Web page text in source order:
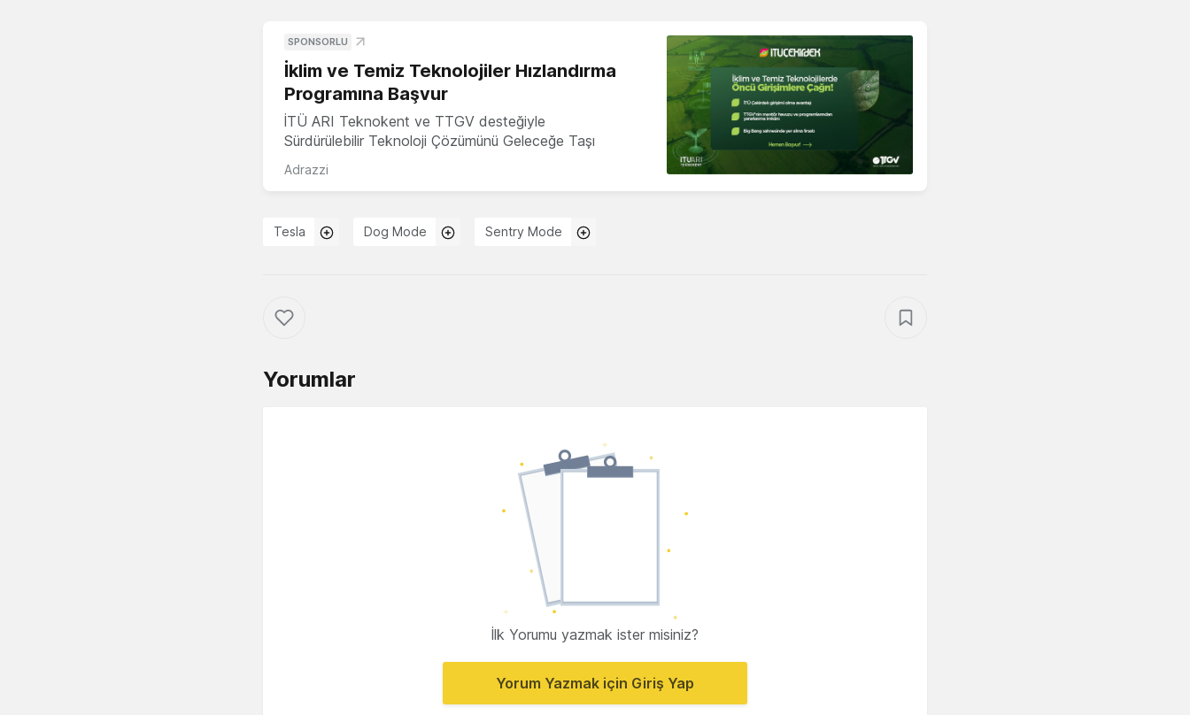
SPONSORLU
İklim ve Temiz Teknolojiler Hızlandırma
Programına Başvur
İTÜ ARI Teknokent ve TTGV desteğiyle
Sürdürülebilir Teknoloji Çözümünü Geleceğe Taşı
Adrazzi
Tesla Dog Mode Sentry Mode
Yorumlar
İlk Yorumu yazmak ister misiniz?
Yorum Yazmak için Giriş Yap